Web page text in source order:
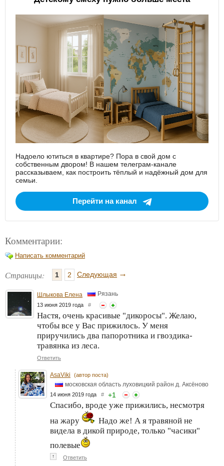
Надоело ютиться в квартире? Пора в свой дом с
собственным двором! В нашем телеграм-канале
рассказываем, как построить тёплый и надёжный дом для
семьи.
Перейти на канал
Комментарии:
Написать комментарий
Страницы: 1 2 Следующая →
Шлыкова Елена Рязань
13 июня 2019 года #
Настя, очень красивые "дикоросы". Желаю,
чтобы все у Вас прижилось. У меня
приручились два папоротника и гвоздика-
травянка из леса.
Ответить
AsaViki (автор поста)
московская область луховицкий район д. Аксёново
14 июня 2019 года # +1
Спасибо, вроде уже прижились, несмотря
на жару
Надо же! А я травяной не
видела в дикой природе, только "часики"
полевые
↑ Ответить